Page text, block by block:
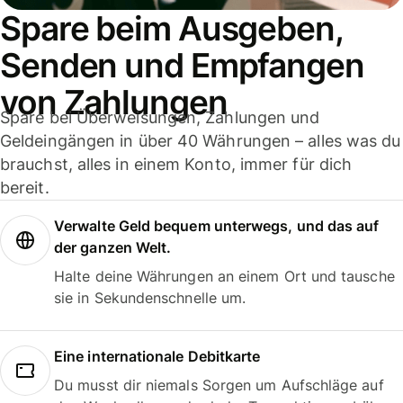
Spare beim Ausgeben,
Senden und Empfangen
von Zahlungen
Spare bei Überweisungen, Zahlungen und
Geldeingängen in über 40 Währungen – alles was du
brauchst, alles in einem Konto, immer für dich
bereit.
Verwalte Geld bequem unterwegs, und das auf
der ganzen Welt.
Halte deine Währungen an einem Ort und tausche
sie in Sekundenschnelle um.
Eine internationale Debitkarte
Du musst dir niemals Sorgen um Aufschläge auf